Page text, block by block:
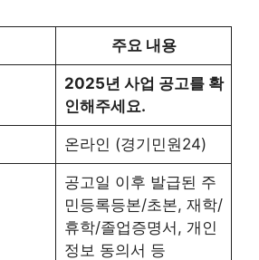
주요 내용
2025년 사업 공고를 확
인해주세요.
온라인 (경기민원24)
공고일 이후 발급된 주
민등록등본/초본, 재학/
휴학/졸업증명서, 개인
정보 동의서 등